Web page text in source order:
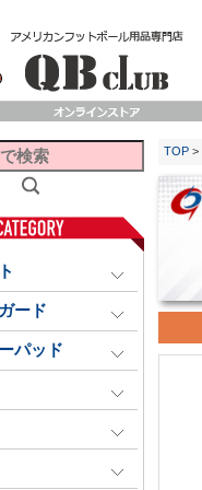
ード
パッド
TOP >